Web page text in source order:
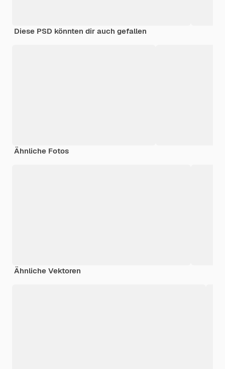
Diese PSD könnten dir auch gefallen
Ähnliche Fotos
Ähnliche Vektoren